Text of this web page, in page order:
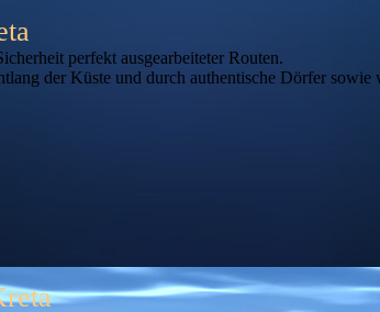
perfekt ausgearbeiteter Routen.
der Küste und durch authentische Dörfer